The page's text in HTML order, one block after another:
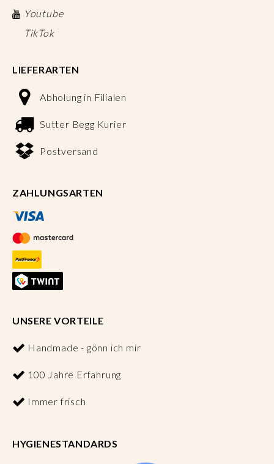
Youtube
TikTok
LIEFERARTEN
Abholung in Filialen
Sutter Begg Kurier
Postversand
ZAHLUNGSARTEN
UNSERE VORTEILE
Handmade - gönn ich mir
100 Jahre Erfahrung
Immer frisch
HYGIENESTANDARDS